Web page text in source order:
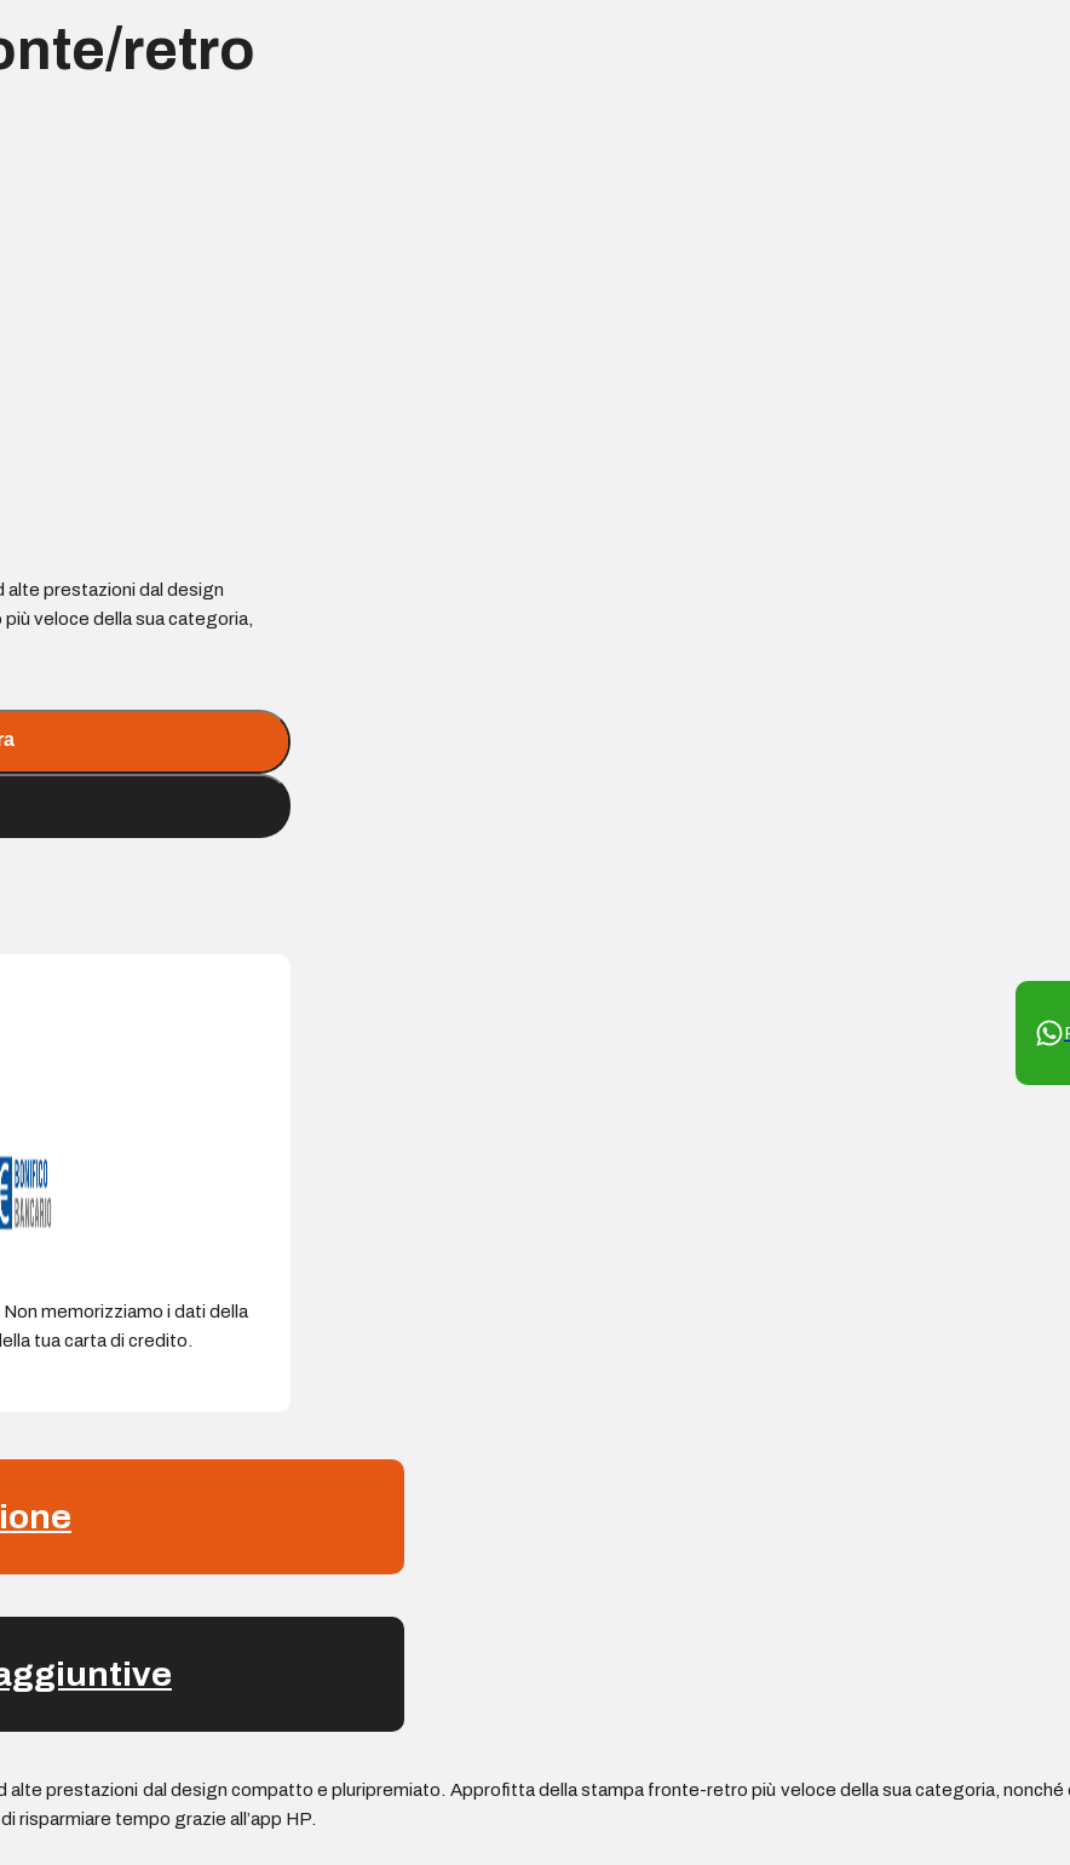
retro
alte prestazioni dal design
veloce della sua categoria,
memorizziamo i dati della
tua carta di credito.
alte prestazioni dal design compatto e pluripremiato. Approfitta della stampa fronte-retro più veloce della sua categoria, nonché
risparmiare tempo grazie all’app HP.